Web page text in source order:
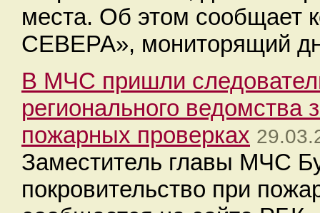
места. Об этом сообщает
СЕВЕРА», мониторящий
В МЧС пришли
регионального ведомства
пожарных проверках
Заместитель главы МЧС
покровительство при